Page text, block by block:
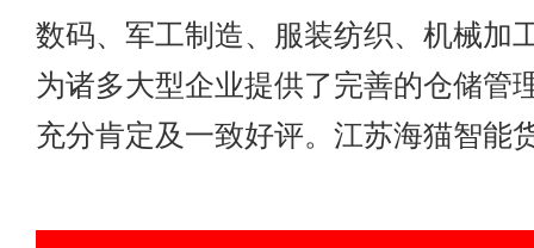
数码、军工制造、服装纺织、机械加
为诸多大型企业提供了完善的仓储管
充分肯定及一致好评。江苏海猫智能